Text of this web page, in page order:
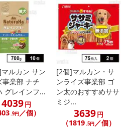
ざいます。また商品によって発送
よりお届けする商品は、ご利用いた
とを目的としており、転売等は固く
された場合は、サービス利用を停
ルカン サン
事業部 ナチ
グレインフ...
円
.9円／個）
[2個]マルカン・サ
ンライズ事業部 ゴ
ン太のおすすめササ
ミジ...
3639円
（1819.5円／個）